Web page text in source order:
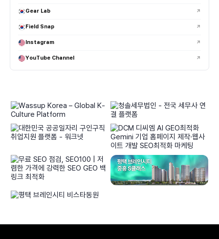
남자닷컴은 어떤 브랜드들과 협업하고 있나요?
GATORZ, Snugpak, Revision Military, Merrell Tactical 등
밀리터리·택티컬·아웃도어 브랜드와 다양한 협업 콘텐츠를 진행하고
GATORZ는 어떤 특징 때문에 실사용 유저들이 선호하나요?
Snugpak은 어떤 브랜드인가요?
Merrell Tactical 라인은 일반 머렐과 차이가 있나요?
브랜드 협업 리뷰는 어떤 방식으로 진행되나요?
기업이나 브랜드도 협업 문의가 가능한가요?
Gear Lab ↗
Field Snap ↗
Instagram ↗
YouTube Channel ↗